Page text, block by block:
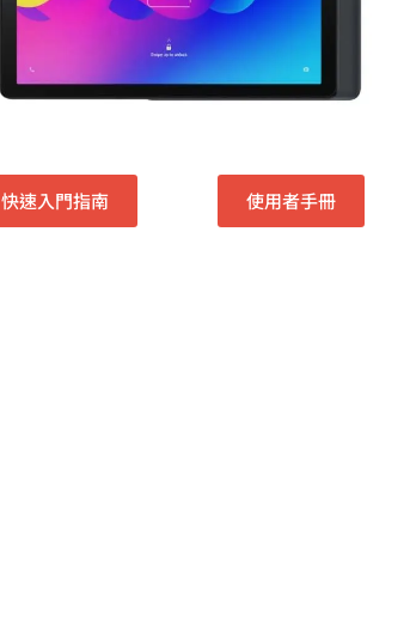
快速入門指南 使用者手冊